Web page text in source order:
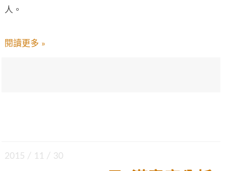
人。
閱讀更多 »
2015 / 11 / 30